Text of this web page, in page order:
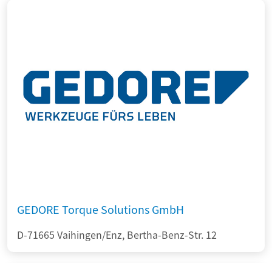
GEDORE Torque Solutions GmbH
D-71665 Vaihingen/Enz, Bertha-Benz-Str. 12